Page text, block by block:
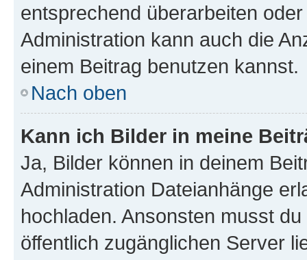
entsprechend überarbeiten
Administration kann auch die
einem Beitrag benutzen kannst.
Nach oben
Kann ich Bilder in meine
Ja, Bilder können in deinem
Administration Dateianhänge
hochladen. Ansonsten musst
öffentlich zugänglichen Server